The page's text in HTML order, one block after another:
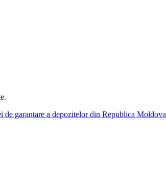
de garantare a depozitelor din Republica Moldova